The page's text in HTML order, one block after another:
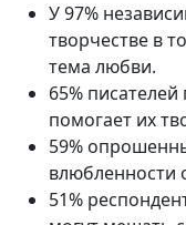
У 97%
творчестве в
тема любви.
65%
помогает их
59%
влюбленности
51%